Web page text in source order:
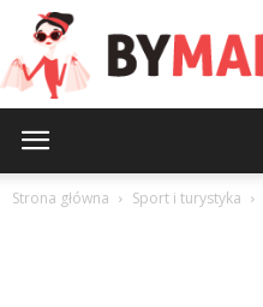
Strona główna Sport i turystyka